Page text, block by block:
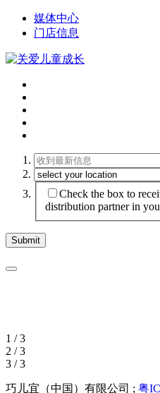
媒体中心
门店信息
Check the box to
distribution partner in
1 / 3
2 / 3
3 / 3
巧儿宜（中国）有限公司 ; 粤